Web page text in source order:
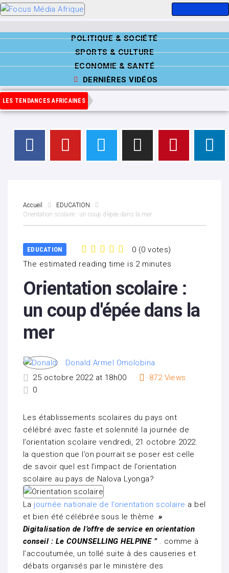
POLITIQUE & SOCIÉTÉ
SPORTS & CULTURE
ECONOMIE & SANTÉ
DERNIÈRES VIDÉOS
LES TENDANCES AFRICAINES
Accueil
EDUCATION
Orientation scolaire : un coup d’épée dans la mer
EDUCATION 0 (0 votes)
The estimated reading time is 2 minutes
Orientation scolaire :
un coup d'épée dans la
mer
Donald Armel Omolobina
25 octobre 2022 at 18h00
872 Views
0
Les établissements scolaires du pays ont
célébré avec faste et solennité la journée de
l’orientation scolaire vendredi, 21 octobre 2022.
la question que l’on pourrait se poser est celle
de savoir quel est l’impact de l’orientation
scolaire au pays de Nalova Lyonga?
La journée nationale de l’orientation scolaire a bel
et bien été célébrée sous le thème »
Digitalisation de l’offre de service en orientation
conseil : Le COUNSELLING HELPINE ”. comme à
l’accoutumée, un tollé suite à des causeries et
débats organisés par le ministère des